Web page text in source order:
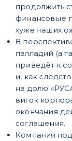
продолжить
финансовые
хуже наших
В
палладий (а
приведёт к
и, как
на долю
виток
окончания
соглашения.
Компания